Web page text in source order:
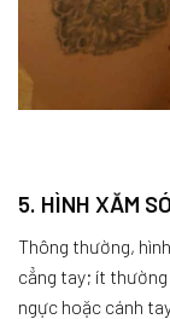
5. HÌNH XĂM
Thông thường,
cẳng tay; ít thường
ngực hoặc cánh